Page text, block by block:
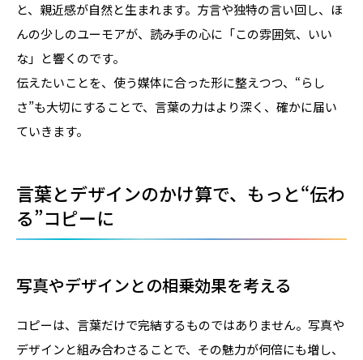
と、親近感が自然と生まれます。方言や独特の言い回し、ほ
んの少しのユーモアが、読み手の心に「この雰囲気、いい
な」と響くのです。
伝えたいことを、使う媒体に合った形に整えつつ、“らし
さ”も大切にすることで、言葉の力はより深く、確かに届い
ていきます。
言葉とデザインのかけ算で、もっと“伝わ
る”コピーに
写真やデザインとの相乗効果を考える
コピーは、言葉だけで完結するものではありません。写真や
デザインと組み合わさることで、その魅力が何倍にも増し、